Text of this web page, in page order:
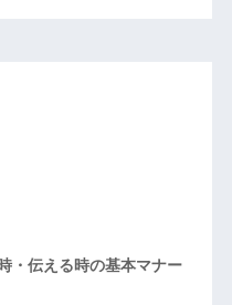
・伝える時の基本マナー